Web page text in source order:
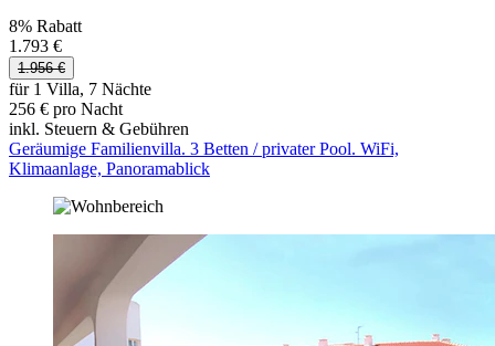
8% Rabatt
1.793 €
1.956 €
für 1 Villa, 7 Nächte
256 € pro Nacht
inkl. Steuern & Gebühren
Geräumige Familienvilla. 3 Betten / privater Pool. WiFi,
Klimaanlage, Panoramablick